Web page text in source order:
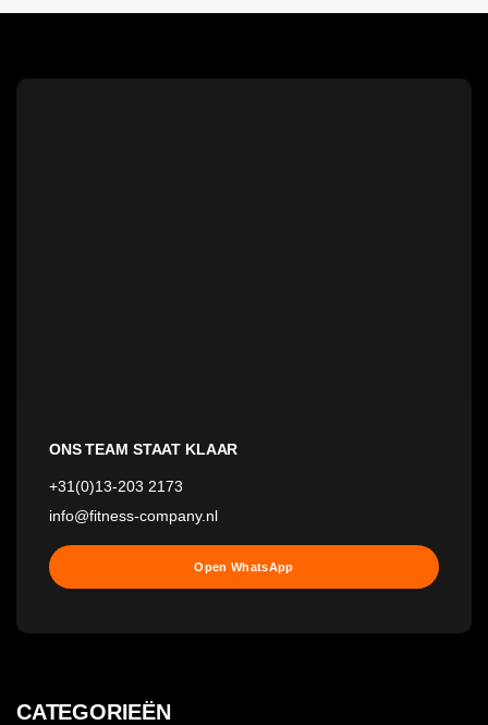
ONS TEAM STAAT KLAAR
+31(0)13-203 2173
info@fitness-company.nl
Open WhatsApp
CATEGORIEËN